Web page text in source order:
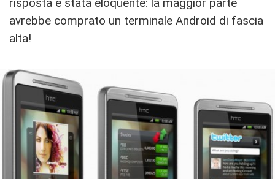
avrebbe comprato un terminale Android di fascia
alta!